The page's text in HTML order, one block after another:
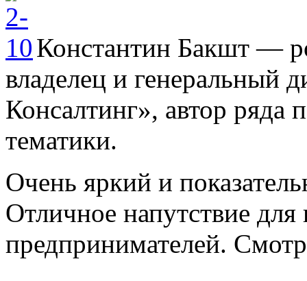
Константин Бакшт —
владелец и генеральный
Консалтинг», автор ряда
тематики.
Очень яркий и
Отличное напутствие
предпринимателей.